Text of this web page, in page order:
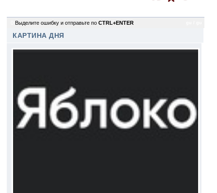
Выделите ошибку и отправьте по CTRL+ENTER
КАРТИНА ДНЯ